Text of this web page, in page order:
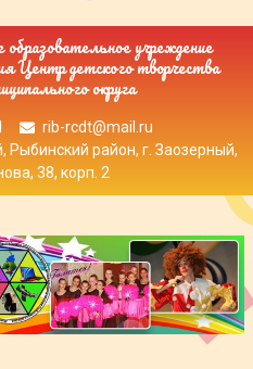
учреждение
Центр детского творчества
округа
rib-rcdt@mail.ru
Рыбинский район, г. Заозерный,
38, корп. 2